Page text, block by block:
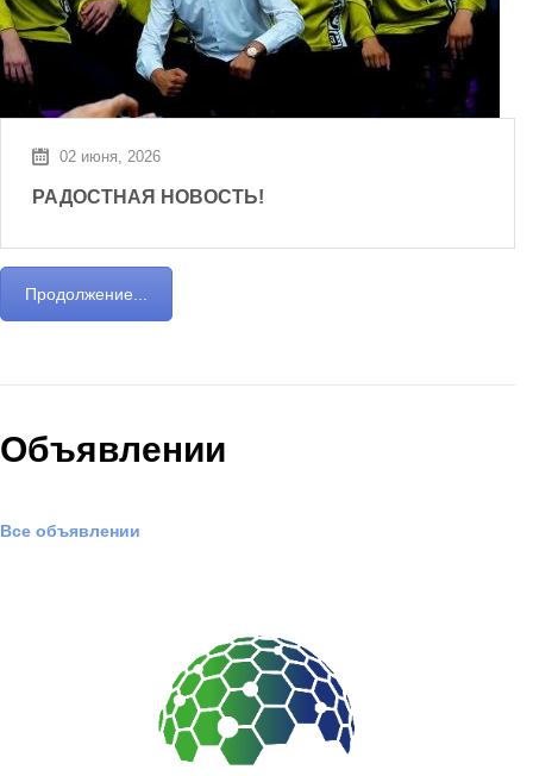
02 июня, 2026
РАДОСТНАЯ НОВОСТЬ!
Продолжение...
Объявлении
Все объявлении